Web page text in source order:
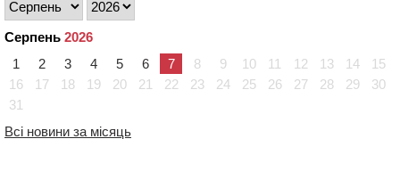
Серпень 2026
1
2 3 4 5 6 7 8 9 10 11 12 13 14
15
16
17 18 19 20 21 22 23 24 25 26 27 28 29
30
31
Всі новини за місяць